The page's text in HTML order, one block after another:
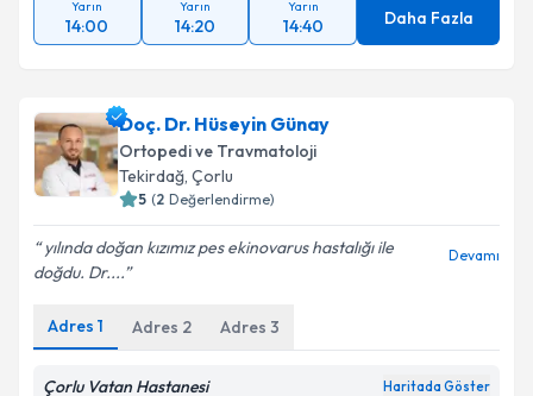
Yarın
14:00
Yarın
14:20
Yarın
14:40 Daha Fazla
Doç. Dr. Hüseyin Günay
Ortopedi ve Travmatoloji
Tekirdağ, Çorlu
5 (2 Değerlendirme)
yılında doğan kızımız pes ekinovarus hastalığı ile
doğdu. Dr....
Devamı
Adres 1 Adres 2 Adres 3
Çorlu Vatan Hastanesi Haritada Göster